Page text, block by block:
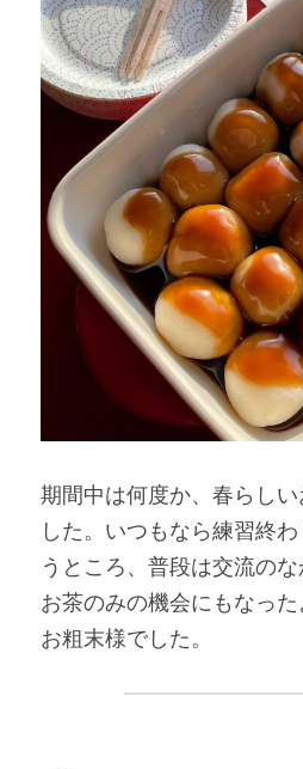
期間中は何度か、春らし
した。いつもなら練習終
うところ、普段は交流の
お茶のみの機会にもなった
お粗末様でした。